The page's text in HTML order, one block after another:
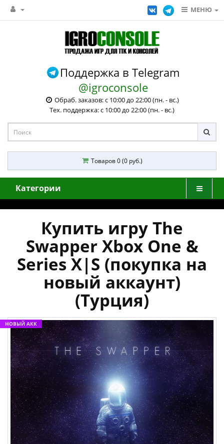
МЕНЮ
Поддержка в Telegram
@igroconsole
Обраб. заказов: с 10:00 до 22:00 (пн. - вс.)
Тех. поддержка: с 10:00 до 22:00 (пн. - вс.)
Товаров 0 (0 руб.)
Категории
Купить игру The
Swapper Xbox One &
Series X|S (покупка на
новый аккаунт)
(Турция)
НОВЫЙ АКК